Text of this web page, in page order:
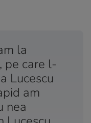
la
pe care l-
Lucescu
am
nea